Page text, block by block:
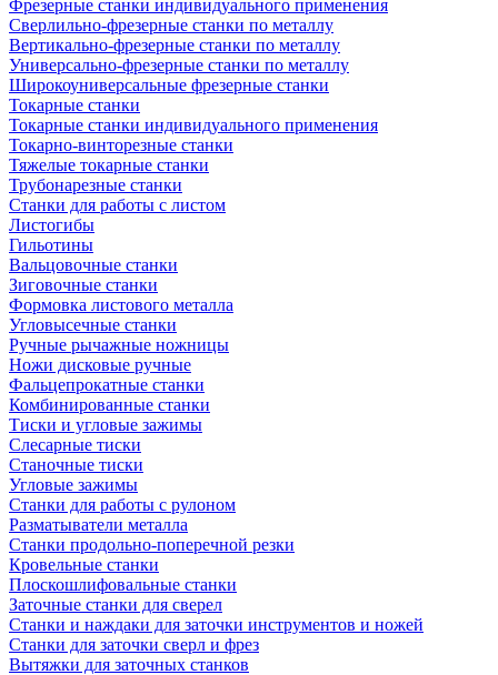
Фрезерные станки индивидуального применения
Сверлильно-фрезерные станки по металлу
Вертикально-фрезерные станки по металлу
Универсально-фрезерные станки по металлу
Широкоуниверсальные фрезерные станки
Токарные станки
Токарные станки индивидуального применения
Токарно-винторезные станки
Тяжелые токарные станки
Трубонарезные станки
Станки для работы с листом
Листогибы
Гильотины
Вальцовочные станки
Зиговочные станки
Формовка листового металла
Угловысечные станки
Ручные рычажные ножницы
Ножи дисковые ручные
Фальцепрокатные станки
Комбинированные станки
Тиски и угловые зажимы
Слесарные тиски
Станочные тиски
Угловые зажимы
Станки для работы с рулоном
Разматыватели металла
Станки продольно-поперечной резки
Кровельные станки
Плоскошлифовальные станки
Заточные станки для сверел
Станки и наждаки для заточки инструментов и ножей
Станки для заточки сверл и фрез
Вытяжки для заточных станков